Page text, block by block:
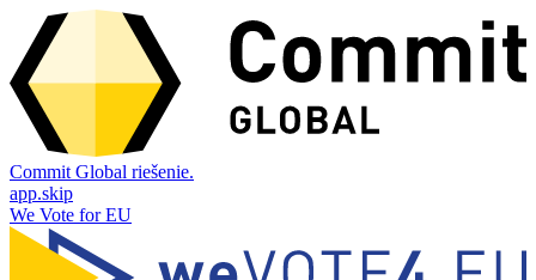
Commit Global riešenie.
app.skip
We Vote for EU